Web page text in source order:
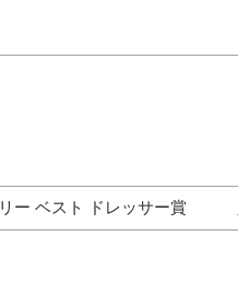
ー ベスト ドレッサー賞